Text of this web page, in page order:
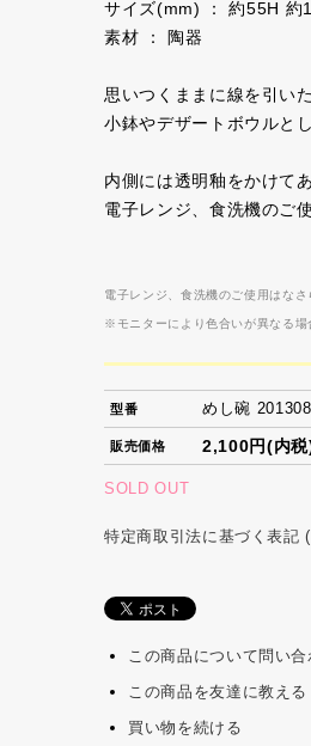
サイズ(mm) ： 約55H 約
素材 ： 陶器
思いつくままに線を引い
小鉢やデザートボウルと
内側には透明釉をかけて
電子レンジ、食洗機のご
電子レンジ、食洗機のご使用はな
※モニターにより色合いが異なる場
型番 めし碗
販売価格 2,100円(内
SOLD OUT
特定商取引法に基づく表記
この商品について問い
この商品を友達に教える
買い物を続ける